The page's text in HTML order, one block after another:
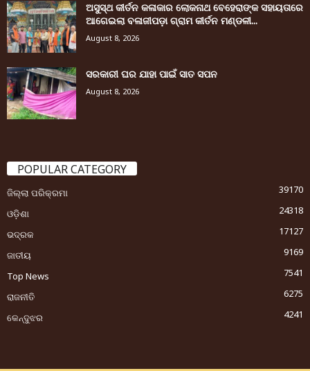
ଅସୁସ୍ଥ କୀର୍ତନ କଳାକାର ଲୋକନାଥ ବେହେରାଙ୍କ ସହାୟତାରେ
ଆଗେଇଲା ବଳାଜୀପଡ଼ା ଗ୍ରାମ କୀର୍ତନ ମଣ୍ଡଳୀ...
August 8, 2026
ସରକାରୀ ଘର ଯାହା ପାଇଁ ସାତ ସପନ
August 8, 2026
POPULAR CATEGORY
ଜିଲ୍ଲା ପରିକ୍ରମା
39170
ଓଡ଼ିଶା
24318
ଭଦ୍ରକ
17127
ଜାତୀୟ
9169
Top News
7541
ରାଜନୀତି
6275
କେନ୍ଦୁଝର
4241